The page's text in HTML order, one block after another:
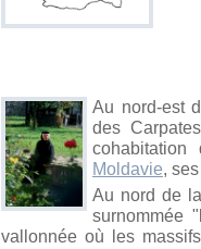
Au nord-est
des
Moldavie,
Au nord de
surnommée
vallonnée où les